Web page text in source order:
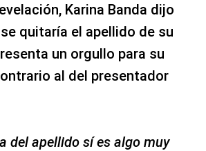
Karina Banda dijo
quitaría el apellido de su
un orgullo para su
al del presentador
del apellido sí es algo muy